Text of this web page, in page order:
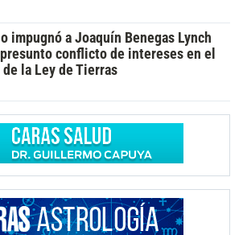
impugnó a Joaquín Benegas Lynch
conflicto de intereses en el
la Ley de Tierras